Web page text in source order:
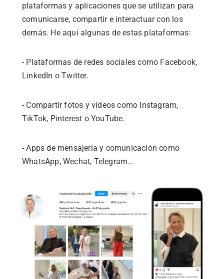
plataformas y aplicaciones que se utilizan para
comunicarse, compartir e interactuar con los
demás. He aquí algunas de estas plataformas:
- Plataformas de redes sociales como Facebook,
LinkedIn o Twitter.
- Compartir fotos y vídeos como Instagram,
TikTok, Pinterest o YouTube.
- Apps de mensajería y comunicación como
WhatsApp, Wechat, Telegram...